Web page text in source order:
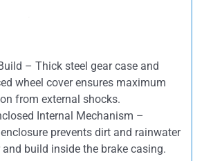
– Thick steel gear case and
wheel cover ensures maximum
from external shocks.
Internal Mechanism –
prevents dirt and rainwater
and build inside the brake casing.